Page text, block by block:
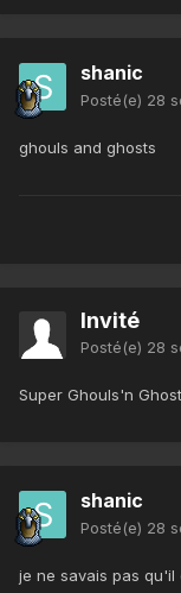
shanic
Posté(e) 28
ghouls and ghosts
Invité
Posté(e) 28
Super Ghouls'n
shanic
Posté(e) 28
je ne savais pas qu'il